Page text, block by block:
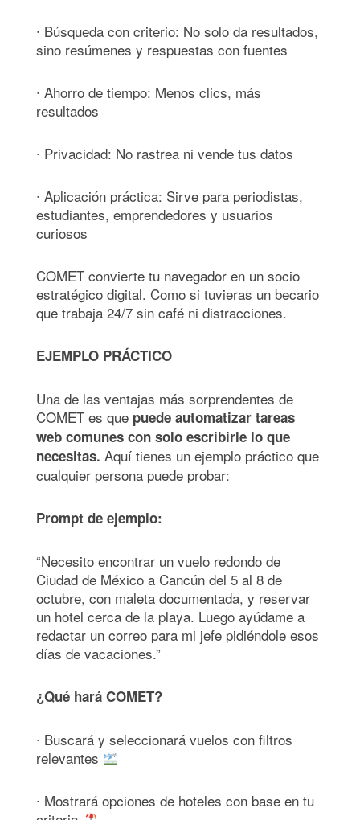
∙ Búsqueda con criterio: No solo da resultados,
sino resúmenes y respuestas con fuentes
∙ Ahorro de tiempo: Menos clics, más
resultados
∙ Privacidad: No rastrea ni vende tus datos
∙ Aplicación práctica: Sirve para periodistas,
estudiantes, emprendedores y usuarios
curiosos
COMET convierte tu navegador en un socio
estratégico digital. Como si tuvieras un becario
que trabaja 24/7 sin café ni distracciones.
EJEMPLO PRÁCTICO
Una de las ventajas más sorprendentes de
COMET es que puede automatizar tareas
web comunes con solo escribirle lo que
necesitas. Aquí tienes un ejemplo práctico que
cualquier persona puede probar:
Prompt de ejemplo:
“Necesito encontrar un vuelo redondo de
Ciudad de México a Cancún del 5 al 8 de
octubre, con maleta documentada, y reservar
un hotel cerca de la playa. Luego ayúdame a
redactar un correo para mi jefe pidiéndole esos
días de vacaciones.”
¿Qué hará COMET?
∙ Buscará y seleccionará vuelos con filtros
relevantes
∙ Mostrará opciones de hoteles con base en tu